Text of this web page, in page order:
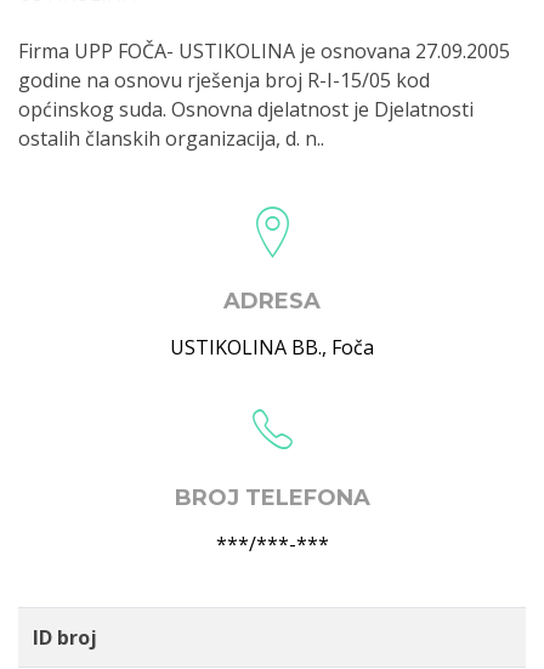
Firma UPP FOČA- USTIKOLINA je osnovana 27.09.2005
godine na osnovu rješenja broj R-I-15/05 kod
općinskog suda. Osnovna djelatnost je Djelatnosti
ostalih članskih organizacija, d. n..
ADRESA
USTIKOLINA BB., Foča
BROJ TELEFONA
***/***-***
ID broj